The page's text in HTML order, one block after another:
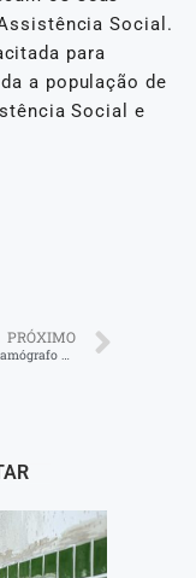
Social.
para
a população de
Social e
PRÓXIMO
Pinheiral recebe mamógrafo móvel e amplia acesso a exames para a população